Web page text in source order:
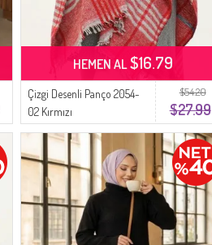
$54.20
$27.99
Çizgi Desenli Panço 2054-
02 Kırmızı
HEMEN AL$16.79